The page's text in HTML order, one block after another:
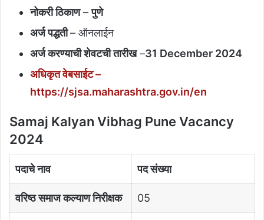
नोकरी ठिकाण–पुणे
अर्ज पद्धती– ऑनलाईन
अर्ज करण्याची शेवटची तारीख–31 December 2024
अधिकृत वेबसाईट –
https://sjsa.maharashtra.gov.in/en
Samaj Kalyan Vibhag Pune Vacancy
2024
पदाचे नाव पद संख्या
वरिष्ठ समाज कल्याण निरीक्षक 05